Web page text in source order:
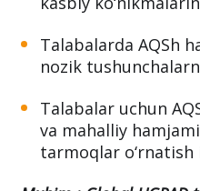
Talabalarda AQSh
nozik
Talabalar uchun
va mahalliy
tarmoqlar